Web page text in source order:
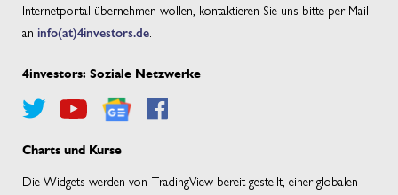
Internetportal übernehmen wollen, kontaktieren Sie uns bitte per Mail
an info(at)4investors.de.
4investors: Soziale Netzwerke
Charts und Kurse
Die Widgets werden von TradingView bereit gestellt, einer globalen